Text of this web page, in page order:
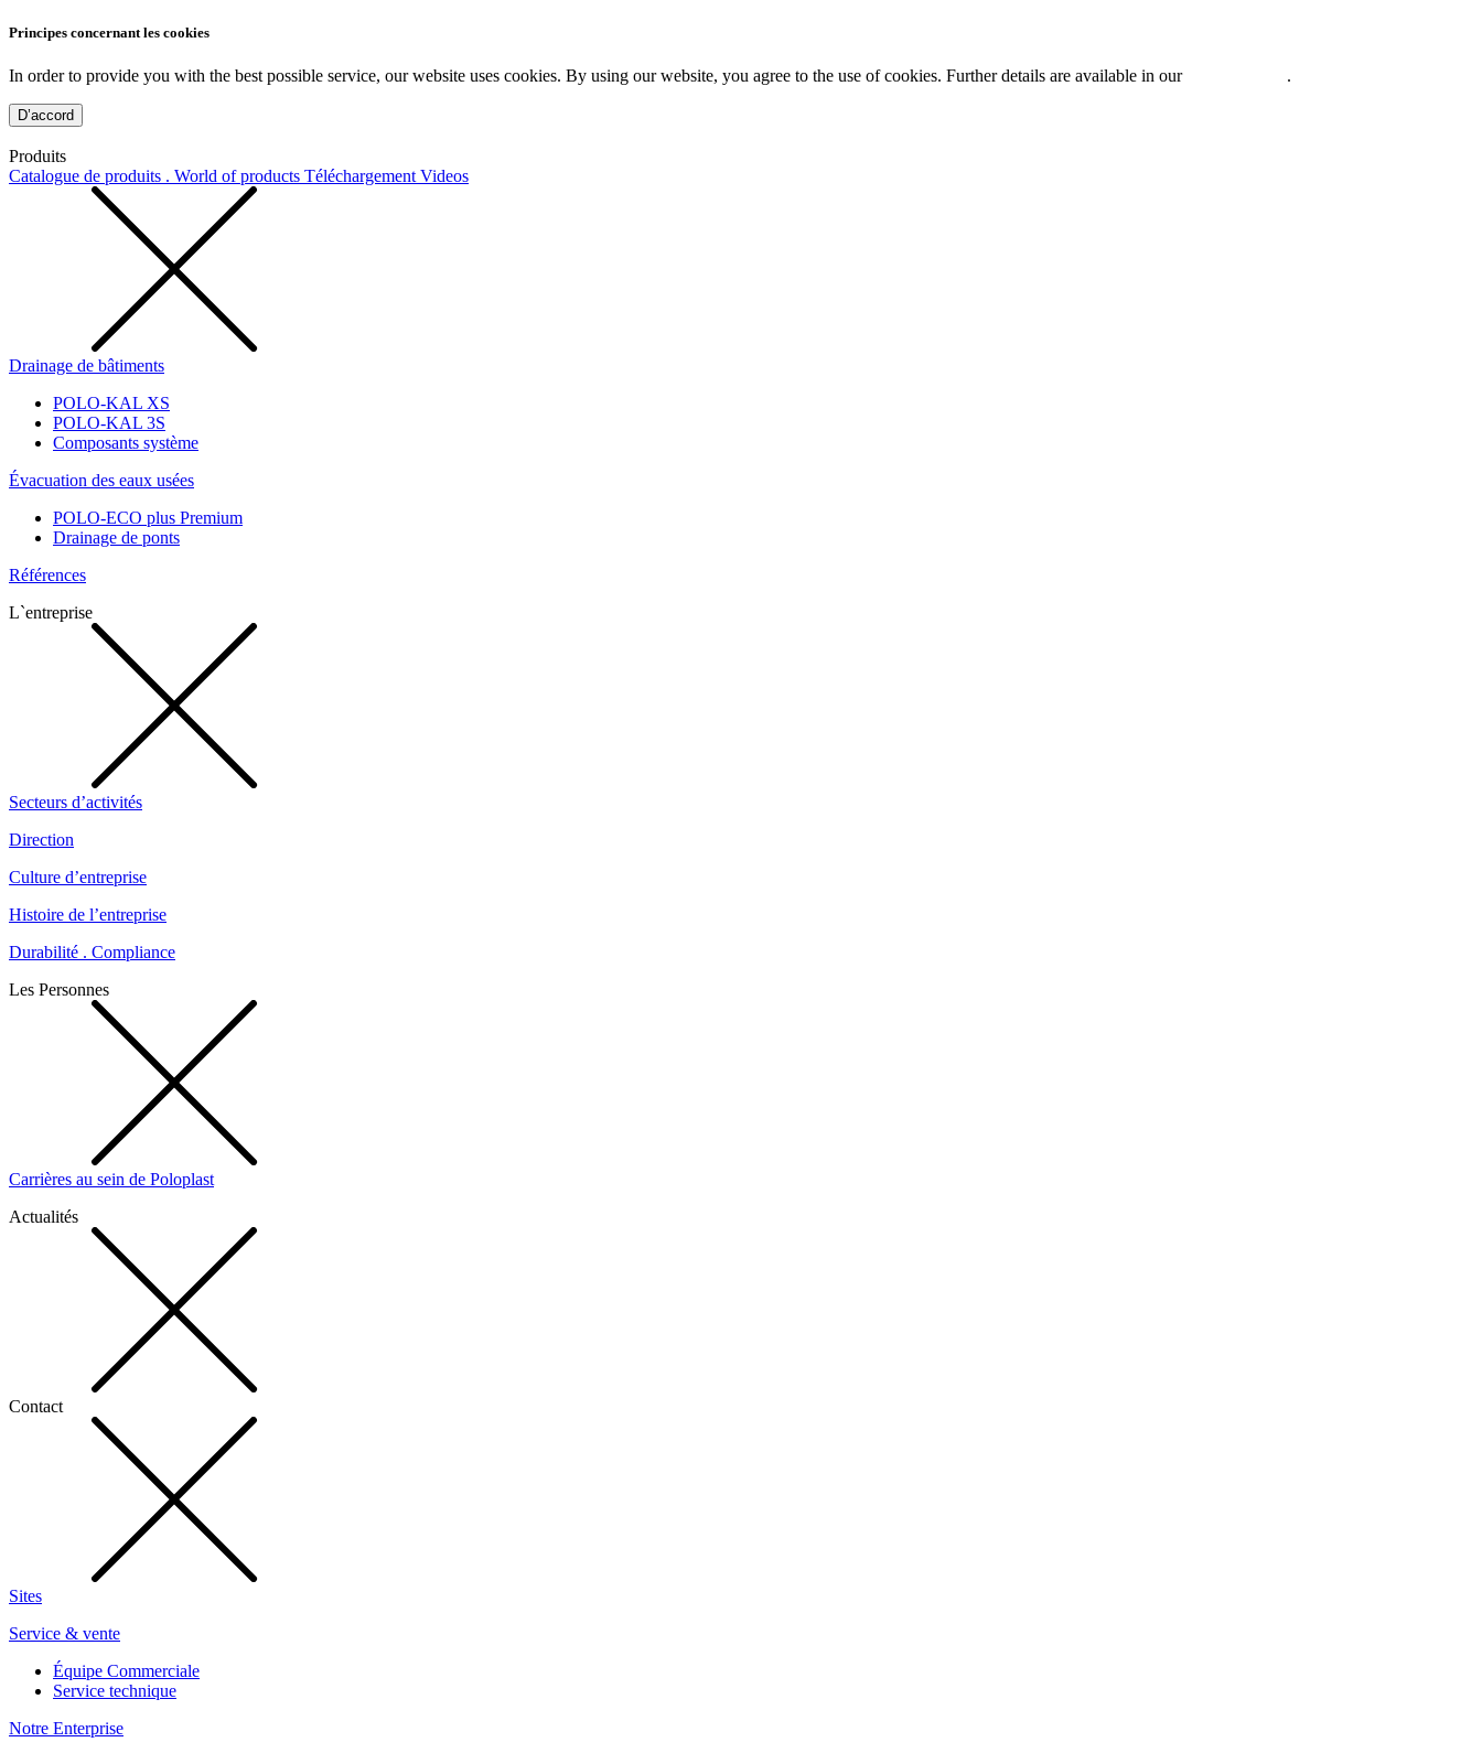
Principes concernant les cookies
In order to provide you with the best possible service, our website uses cookies. By using our website, you agree to the use of cookies. Further details are available in our .
D’accord
Produits
Catalogue de produits . World of products Téléchargement Videos
Drainage de bâtiments
POLO-KAL XS
POLO-KAL 3S
Composants système
Évacuation des eaux usées
POLO-ECO plus Premium
Drainage de ponts
Références
L`entreprise
Secteurs d’activités
Direction
Culture d’entreprise
Histoire de l’entreprise
Durabilité . Compliance
Les Personnes
Carrières au sein de Poloplast
Actualités
Contact
Sites
Service & vente
Équipe Commerciale
Service technique
Notre Enterprise